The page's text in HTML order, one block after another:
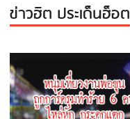
ข่าวฮิต ประเด็นฮ็อต